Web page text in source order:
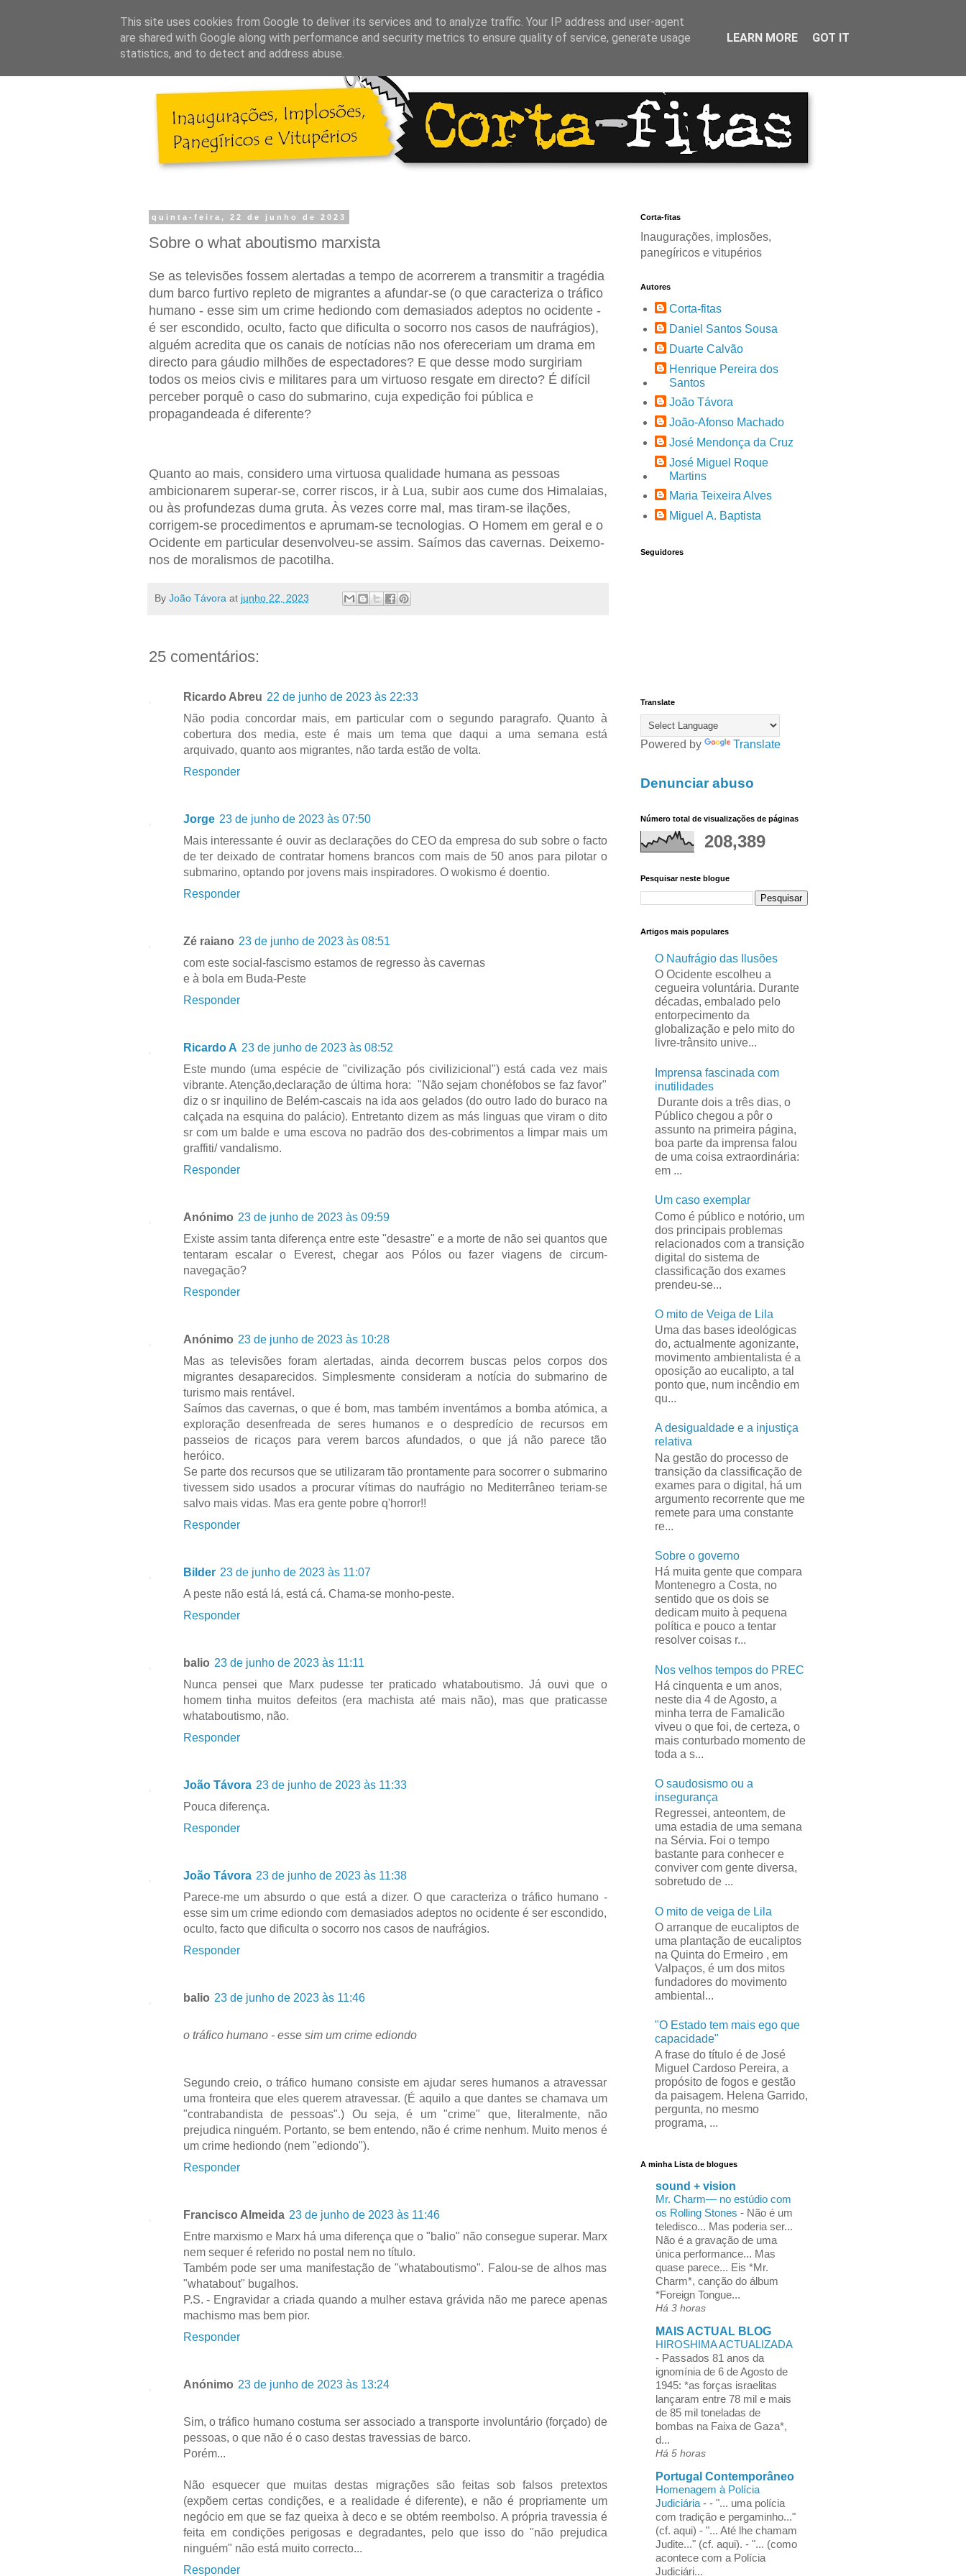
quinta-feira, 22 de junho de 2023
Sobre o what aboutismo marxista
Se as televisões fossem alertadas a tempo de acorrerem a transmitir a tragédia
dum barco furtivo repleto de migrantes a afundar-se (oque caracteriza o tráfico
humano - esse sim um crime hediondo com demasiados adeptos no ocidente -
é ser escondido, oculto, facto que dificulta o socorro nos casos de naufrágios),
alguém acredita que os canais de notícias não nos ofereceriam um drama em
directo para gáudio milhões de espectadores? E que desse modo surgiriam
todos os meios civis e militares para um virtuoso resgate em directo? É difícil
perceber porquê o caso do submarino, cuja expedição foi pública e
propagandeada é diferente?
Quanto ao mais, considero uma virtuosa qualidade humana as pessoas
ambicionarem superar-se, correr riscos, ir à Lua, subir aos cume dos Himalaias,
ou às profundezas duma gruta. Às vezes corre mal, mas tiram-se ilações,
corrigem-se procedimentos e aprumam-se tecnologias. O Homem em geral e o
Ocidente em particular desenvolveu-se assim. Saímos das cavernas. Deixemo-
nos de moralismos de pacotilha.
By João Távora at junho 22, 2023
25 comentários:
Ricardo Abreu 22 de junho de 2023 às 22:33
Não podia concordar mais, em particular com o segundo paragrafo. Quanto à
cobertura dos media, este é mais um tema que daqui a uma semana está
arquivado, quanto aos migrantes, não tarda estão de volta.
Responder
Jorge 23 de junho de 2023 às 07:50
Mais interessante é ouvir as declarações do CEO da empresa do sub sobre o facto
de ter deixado de contratar homens brancos com mais de 50 anos para pilotar o
submarino, optando por jovens mais inspiradores. O wokismo é doentio.
Responder
Zé raiano 23 de junho de 2023 às 08:51
com este social-fascismo estamos de regresso às cavernas
e à bola em Buda-Peste
Responder
Ricardo A 23 de junho de 2023 às 08:52
Este mundo (uma espécie de "civilização pós civilizicional") está cada vez mais
vibrante. Atenção,declaração de última hora: "Não sejam chonéfobos se faz favor"
diz o sr inquilino de Belém-cascais na ida aos gelados (do outro lado do buraco na
calçada na esquina do palácio). Entretanto dizem as más linguas que viram o dito
sr com um balde e uma escova no padrão dos des-cobrimentos a limpar mais um
graffiti/ vandalismo.
Responder
Anónimo 23 de junho de 2023 às 09:59
Existe assim tanta diferença entre este "desastre" e a morte de não sei quantos que
tentaram escalar o Everest, chegar aos Pólos ou fazer viagens de circum-
navegação?
Responder
Anónimo 23 de junho de 2023 às 10:28
Mas as televisões foram alertadas, ainda decorrem buscas pelos corpos dos
migrantes desaparecidos. Simplesmente consideram a notícia do submarino de
turismo mais rentável.
Saímos das cavernas, o que é bom, mas também inventámos a bomba atómica, a
exploração desenfreada de seres humanos e o despredício de recursos em
passeios de ricaços para verem barcos afundados, o que já não parece tão
heróico.
Se parte dos recursos que se utilizaram tão prontamente para socorrer o submarino
tivessem sido usados a procurar vítimas do naufrágio no Mediterrâneo teriam-se
salvo mais vidas. Mas era gente pobre q'horror!!
Responder
Bilder 23 de junho de 2023 às 11:07
A peste não está lá, está cá. Chama-se monho-peste.
Responder
balio 23 de junho de 2023 às 11:11
Nunca pensei que Marx pudesse ter praticado whataboutismo. Já ouvi que o
homem tinha muitos defeitos (era machista até mais não), mas que praticasse
whataboutismo, não.
Responder
João Távora 23 de junho de 2023 às 11:33
Pouca diferença.
Responder
João Távora 23 de junho de 2023 às 11:38
Parece-me um absurdo o que está a dizer. O que caracteriza o tráfico humano -
esse sim um crime ediondo com demasiados adeptos no ocidente é ser escondido,
oculto, facto que dificulta o socorro nos casos de naufrágios.
Responder
balio 23 de junho de 2023 às 11:46
o tráfico humano - esse sim um crime ediondo
Segundo creio, o tráfico humano consiste em ajudar seres humanos a atravessar
uma fronteira que eles querem atravessar. (É aquilo a que dantes se chamava um
"contrabandista de pessoas".) Ou seja, é um "crime" que, literalmente, não
prejudica ninguém. Portanto, se bem entendo, não é crime nenhum. Muito menos é
um crime hediondo (nem "ediondo").
Responder
Francisco Almeida 23 de junho de 2023 às 11:46
Entre marxismo e Marx há uma diferença que o "balio" não consegue superar. Marx
nem sequer é referido no postal nem no título.
Também pode ser uma manifestação de "whataboutismo". Falou-se de alhos mas
"whatabout" bugalhos.
P.S. - Engravidar a criada quando a mulher estava grávida não me parece apenas
machismo mas bem pior.
Responder
Anónimo 23 de junho de 2023 às 13:24
Sim, o tráfico humano costuma ser associado a transporte involuntário (forçado) de
pessoas, o que não é o caso destas travessias de barco.
Porém...
Não esquecer que muitas destas migrações são feitas sob falsos pretextos
(expõem certas condições, e a realidade é diferente), e não é propriamente um
negócio em que se faz queixa à deco e se obtém reembolso. A própria travessia é
feita em condições perigosas e degradantes, pelo que isso do "não prejudica
ninguém" não está muito correcto...
Responder
Corta-fitas
Inaugurações, implosões,
panegíricos e vitupérios
Autores
Corta-fitas
Daniel Santos Sousa
Duarte Calvão
Henrique Pereira dos
Santos
João Távora
João-Afonso Machado
José Mendonça da Cruz
José Miguel Roque
Martins
Maria Teixeira Alves
Miguel A. Baptista
Seguidores
Translate
Powered by Translate
Denunciar abuso
Número total de visualizações de páginas
208,389
Pesquisar neste blogue
Artigos mais populares
O Naufrágio das Ilusões
O Ocidente escolheu a
cegueira voluntária. Durante
décadas, embalado pelo
entorpecimento da
globalização e pelo mito do
livre-trânsito unive...
Imprensa fascinada com
inutilidades
Durante dois a três dias, o
Público chegou a pôr o
assunto na primeira página,
boa parte da imprensa falou
de uma coisa extraordinária:
em ...
Um caso exemplar
Como é público e notório, um
dos principais problemas
relacionados com a transição
digital do sistema de
classificação dos exames
prendeu-se...
O mito de Veiga de Lila
Uma das bases ideológicas
do, actualmente agonizante,
movimento ambientalista é a
oposição ao eucalipto, a tal
ponto que, num incêndio em
qu...
A desigualdade e a injustiça
relativa
Na gestão do processo de
transição da classificação de
exames para o digital, há um
argumento recorrente que me
remete para uma constante
re...
Sobre o governo
Há muita gente que compara
Montenegro a Costa, no
sentido que os dois se
dedicam muito à pequena
política e pouco a tentar
resolver coisas r...
Nos velhos tempos do PREC
Há cinquenta e um anos,
neste dia 4 de Agosto, a
minha terra de Famalicão
viveu o que foi, de certeza, o
mais conturbado momento de
toda a s...
O saudosismo ou a
insegurança
Regressei, anteontem, de
uma estadia de uma semana
na Sérvia. Foi o tempo
bastante para conhecer e
conviver com gente diversa,
sobretudo de ...
O mito de veiga de Lila
O arranque de eucaliptos de
uma plantação de eucaliptos
na Quinta do Ermeiro , em
Valpaços, é um dos mitos
fundadores do movimento
ambiental...
"O Estado tem mais ego que
capacidade"
A frase do título é de José
Miguel Cardoso Pereira, a
propósito de fogos e gestão
da paisagem. Helena Garrido,
pergunta, no mesmo
programa, ...
A minha Lista de blogues
sound + vision
Mr. Charm— no estúdio com
os Rolling Stones - Não é um
teledisco... Mas poderia ser...
Não é a gravação de uma
única performance... Mas
quase parece... Eis *Mr.
Charm*, canção do álbum
*Foreign Tongue...
Há 3 horas
MAIS ACTUAL BLOG
HIROSHIMA ACTUALIZADA
- Passados 81 anos da
ignomínia de 6 de Agosto de
1945: *as forças israelitas
lançaram entre 78 mil e mais
de 85 mil toneladas de
bombas na Faixa de Gaza*,
d...
Há 5 horas
Portugal Contemporâneo
Homenagem à Polícia
Judiciária - - "... uma polícia
com tradição e pergaminho..."
(cf. aqui) - "... Até lhe chamam
Judite..." (cf. aqui). - "... (como
acontece com a Polícia
Judiciári...
This site uses cookies from Google to deliver its services and to analyze traffic. Your IP address and user-agent
are shared with Google along with performance and security metrics to ensure quality of service, generate usage
statistics, and to detect and address abuse.
LEARN MORE GOT IT